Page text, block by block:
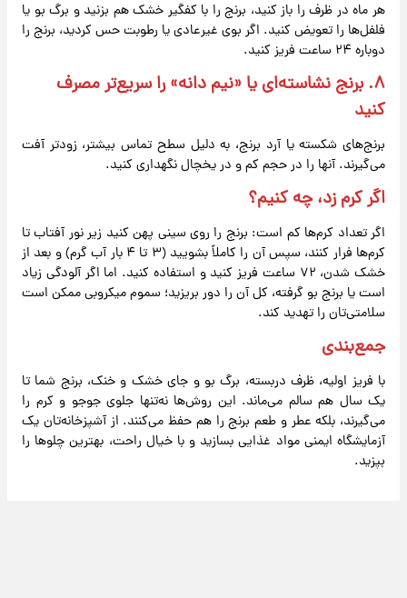
هر ماه در ظرف را باز کنید، برنج را با کفگیر خشک هم بزنید و برگ بو یا
فلفل‌ها را تعویض کنید. اگر بوی غیرعادی یا رطوبت حس کردید، برنج را
دوباره ۲۴ ساعت فریز کنید.
۸. برنج نشاسته‌ای یا «نیم دانه» را سریع‌تر مصرف
کنید
برنج‌های شکسته یا آرد برنج، به دلیل سطح تماس بیشتر، زودتر آفت
می‌گیرند. آنها را در حجم کم و در یخچال نگهداری کنید.
اگر کرم زد، چه کنیم؟
اگر تعداد کرم‌ها کم است: برنج را روی سینی پهن کنید زیر نور آفتاب تا
کرم‌ها فرار کنند، سپس آن را کاملاً بشویید (۳ تا ۴ بار آب گرم) و بعد از
خشک شدن، ۷۲ ساعت فریز کنید و استفاده کنید. اما اگر آلودگی زیاد
است یا برنج بو گرفته، کل آن را دور بریزید؛ سموم میکروبی ممکن است
سلامتی‌تان را تهدید کند.
جمع‌بندی
با فریز اولیه، ظرف دربسته، برگ بو و جای خشک و خنک، برنج شما تا
یک سال هم سالم می‌ماند. این روش‌ها نه‌تنها جلوی جوجو و کرم را
می‌گیرند، بلکه عطر و طعم برنج را هم حفظ می‌کنند. از آشپزخانه‌تان یک
آزمایشگاه ایمنی مواد غذایی بسازید و با خیال راحت، بهترین چلوها را
بپزید.